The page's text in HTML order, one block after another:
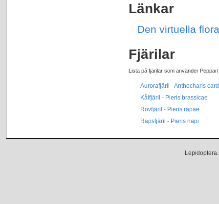
Länkar
Den virtuella
Fjärilar
Lista på fjärilar som använder
Aurorafjäril - Anthocharis
Kålfjäril - Pieris brassicae
Rovfjäril - Pieris rapae
Rapsfjäril - Pieris napi